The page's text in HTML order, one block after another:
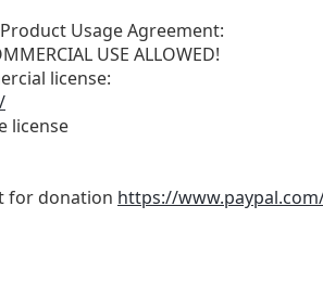
Usage Agreement:
USE ALLOWED!
license:
license
for donation https://